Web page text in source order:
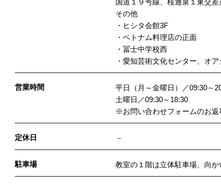
国道１９号線、桜通泉１東交
その他
・ヒシタ会館3F
・ベトナム料理店の正面
・冨士中学校西
・愛知芸術文化センター、オ
営業時間
平日（月～金曜日）／09:30～
土曜日／09:30～18:30
※お問い合わせフォームのお返
定休日 －
駐車場 教室の１階は立体駐車場、向